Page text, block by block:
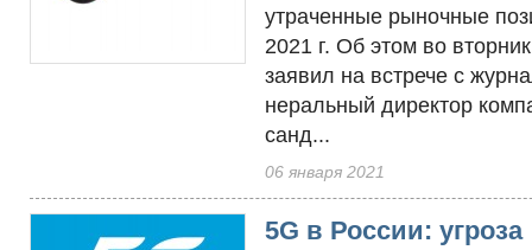
ут­ра­чен­ные ры­ноч­ные
2021 г. Об этом во
зая­вил на встре­че с
нераль­ный ди­рек­тор
санд...
06 января 2021
5G в России: угроза